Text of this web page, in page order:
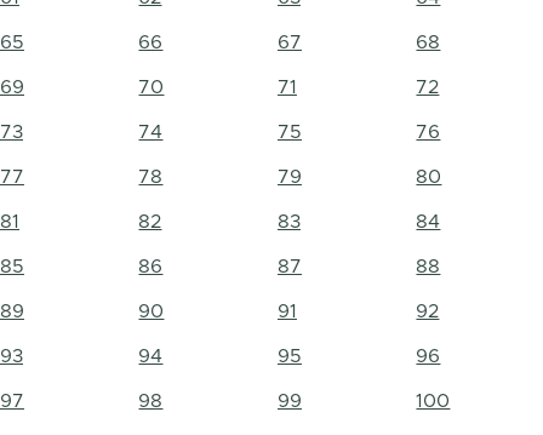
65 66 67 68
69 70 71 72
73 74 75 76
77 78 79 80
81 82 83 84
85 86 87 88
89 90 91 92
93 94 95 96
97 98 99 100